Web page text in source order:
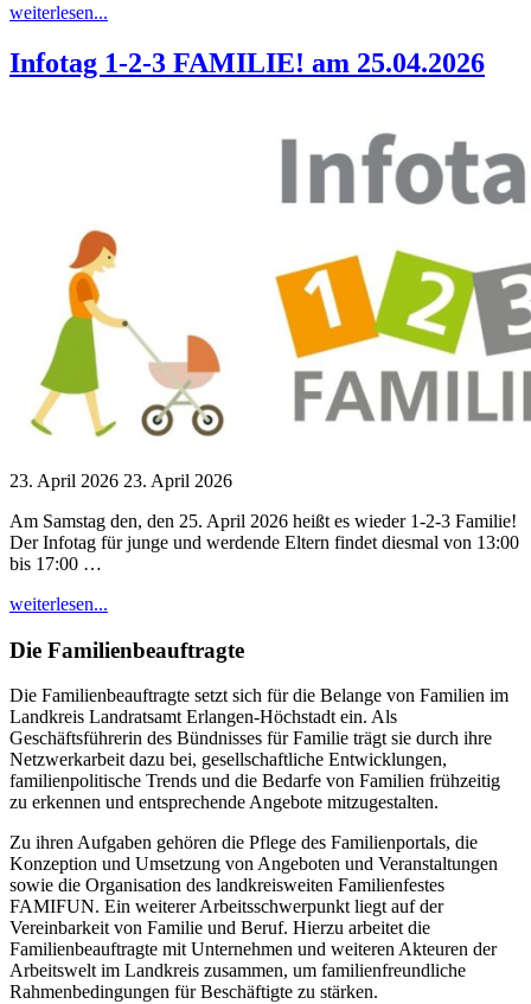
weiterlesen...
Infotag 1-2-3 FAMILIE! am 25.04.2026
23. April 2026 23. April 2026
Am Samstag den, den 25. April 2026 heißt es wieder 1-2-3 Familie!
Der Infotag für junge und werdende Eltern findet diesmal von 13:00
bis 17:00 …
weiterlesen...
2-
FAMILIE!
am
25.04.2026"
Die Familienbeauftragte
Die Familienbeauftragte setzt sich für die Belange von Familien im
Landkreis Landratsamt Erlangen-Höchstadt ein. Als
Geschäftsführerin des Bündnisses für Familie trägt sie durch ihre
Netzwerkarbeit dazu bei, gesellschaftliche Entwicklungen,
familienpolitische Trends und die Bedarfe von Familien frühzeitig
zu erkennen und entsprechende Angebote mitzugestalten.
Zu ihren Aufgaben gehören die Pflege des Familienportals, die
Konzeption und Umsetzung von Angeboten und Veranstaltungen
sowie die Organisation des landkreisweiten Familienfestes
FAMIFUN. Ein weiterer Arbeitsschwerpunkt liegt auf der
Vereinbarkeit von Familie und Beruf. Hierzu arbeitet die
Familienbeauftragte mit Unternehmen und weiteren Akteuren der
Arbeitswelt im Landkreis zusammen, um familienfreundliche
Rahmenbedingungen für Beschäftigte zu stärken.